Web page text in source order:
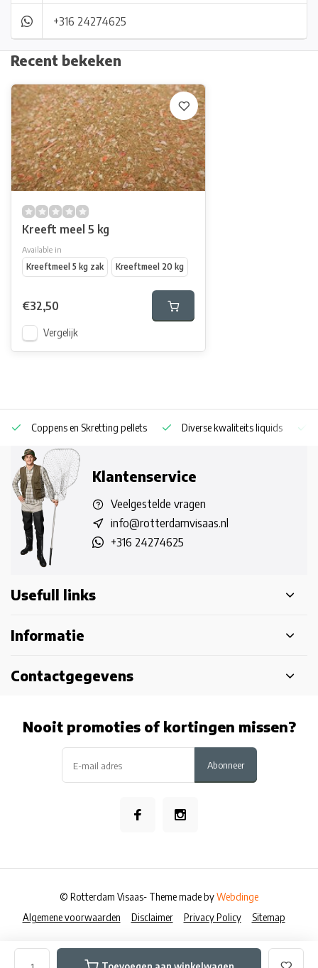
+316 24274625
Recent bekeken
Kreeft meel 5 kg
Available in
Kreeftmeel 5 kg zak
Kreeftmeel 20 kg
€32,50
Vergelijk
Coppens en Skretting pellets Diverse kwaliteits liquids
Klantenservice
Veelgestelde vragen
info@rotterdamvisaas.nl
+316 24274625
Usefull links
Informatie
Contactgegevens
Nooit promoties of kortingen missen?
Abonneer
Algemene voorwaarden Disclaimer Privacy Policy Sitemap
© Rotterdam Visaas- Theme made byWebdinge